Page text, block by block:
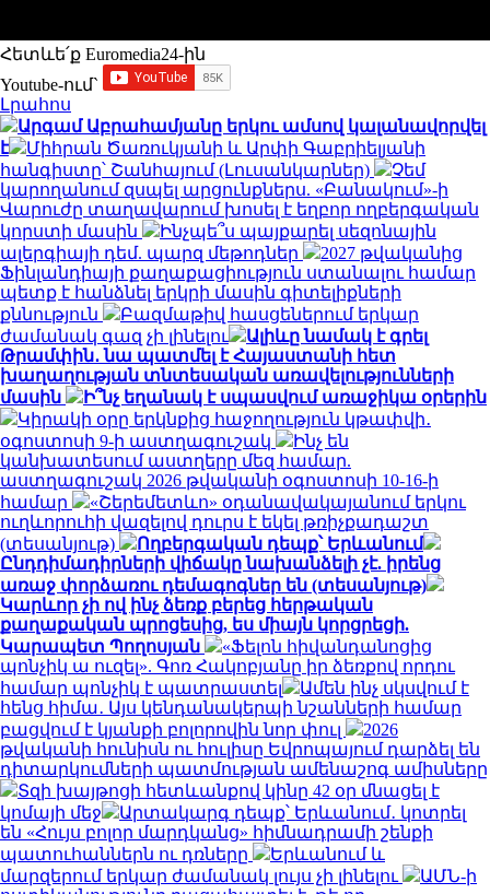
Հետևե՛ք Euromedia24-ին
Youtube-ում`
Լրահոս
Արգամ Աբրահամյանը երկու ամսով կալանավորվել
է
Միհրան Ծառուկյանի և Արփի Գաբրիելյանի
հանգիստը՝ Շանհայում (Լուսանկարներ)
Չեմ
կարողանում զսպել արցունքներս. «Բանակում»-ի
Վարուժը տաղավարում խոսել է եղբոր ողբերգական
կորստի մասին
Ինչպե՞ս պայքարել սեզոնային
ալերգիայի դեմ. պարզ մեթոդներ
2027 թվականից
Ֆինլանդիայի քաղաքացիություն ստանալու համար
պետք է հանձնել երկրի մասին գիտելիքների
քննություն
Բազմաթիվ հասցեներում երկար
ժամանակ գազ չի լինելու
Ալիևը նամակ է գրել
Թրամփին․ նա պատմել է Հայաստանի հետ
խաղաղության տնտեսական առավելությունների
մասին
Ի՞նչ եղանակ է սպասվում առաջիկա օրերին
Կիրակի օրը երկնքից հաջողություն կթափվի․
օգոստոսի 9-ի աստղագուշակ
Ինչ են
կանխատեսում աստղերը մեզ համար.
աստղագուշակ 2026 թվականի օգոստոսի 10-16-ի
համար
«Շերեմետևո» օդանավակայանում երկու
ուղևորուհի վազելով դուրս է եկել թռիչքադաշտ
(տեսանյութ)
Ողբերգական դեպք՝ Երևանում
Ընդդիմադիրների վիճակը նախանձելի չէ. իրենց
առաջ փորձառու դեմագոգներ են (տեսանյութ)
Կարևոր չի ով ինչ ձեռք բերեց հերթական
քաղաքական պրոցեսից, ես միայն կորցրեցի.
Կարապետ Պողոսյան
«Ֆելոն հիվանդանոցից
պոնչիկ ա ուզել». Գոռ Հակոբյանը իր ձեռքով որդու
համար պոնչիկ է պատրաստել
Ամեն ինչ սկսվում է
հենց հիմա․ Այս կենդանակերպի նշանների համար
բացվում է կյանքի բոլորովին նոր փուլ
2026
թվականի հունիսն ու հուլիսը Եվրոպայում դարձել են
դիտարկումների պատմության ամենաշոգ ամիսները
Տզի խայթոցի հետևանքով կինը 42 օր մնացել է
կոմայի մեջ
Արտակարգ դեպք՝ Երևանում․ կոտրել
են «Հույս բոլոր մարդկանց» հիմնադրամի շենքի
պատուհաններն ու դռները
Երևանում և
մարզերում երկար ժամանակ լույս չի լինելու
ԱՄՆ-ի